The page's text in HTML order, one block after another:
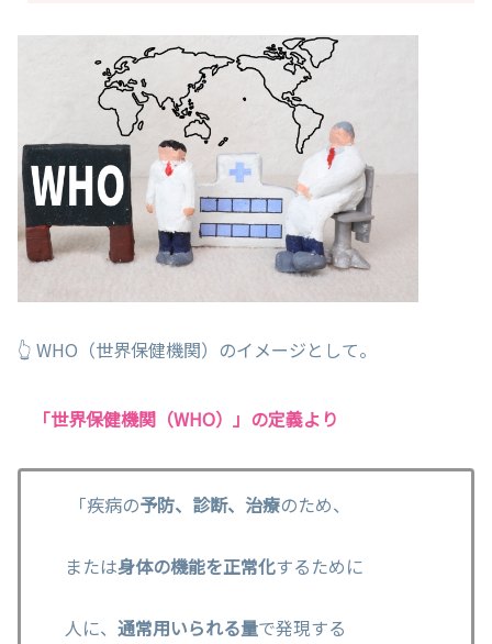
👆 WHO（世界保健機関）のイメージとして。
「世界保健機関（WHO）」の定義より
「疾病の予防、診断、治療のため、
または身体の機能を正常化するために
人に、 通常用いられる量で発現する